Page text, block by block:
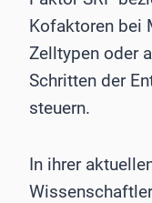
Kofaktoren bei
Zelltypen oder
Schritten der
steuern.
In ihrer